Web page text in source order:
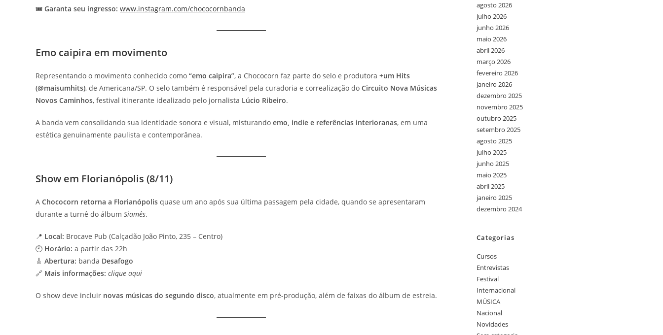
🎟️ Garanta seu ingresso: www.instagram.com/chococornbanda
Emo caipira em movimento
Representando o movimento conhecido como “emo caipira”, a Chococorn faz parte do selo e produtora +um Hits
(@maisumhits), de Americana/SP. O selo também é responsável pela curadoria e correalização do Circuito Nova Músicas
Novos Caminhos, festival itinerante idealizado pelo jornalista Lúcio Ribeiro.
A banda vem consolidando sua identidade sonora e visual, misturando emo, indie e referências interioranas, em uma
estética genuinamente paulista e contemporânea.
Show em Florianópolis (8/11)
A Chococorn retorna a Florianópolis quase um ano após sua última passagem pela cidade, quando se apresentaram
durante a turnê do álbum Siamês.
📍 Local: Brocave Pub (Calçadão João Pinto, 235 – Centro)
🕙 Horário: a partir das 22h
🎸 Abertura: banda Desafogo
🔗 Mais informações: clique aqui
O show deve incluir novas músicas do segundo disco, atualmente em pré-produção, além de faixas do álbum de estreia.
agosto 2026
julho 2026
junho 2026
maio 2026
abril 2026
março 2026
fevereiro 2026
janeiro 2026
dezembro 2025
novembro 2025
outubro 2025
setembro 2025
agosto 2025
julho 2025
junho 2025
maio 2025
abril 2025
janeiro 2025
dezembro 2024
Categorias
Cursos
Entrevistas
Festival
Internacional
MÚSICA
Nacional
Novidades